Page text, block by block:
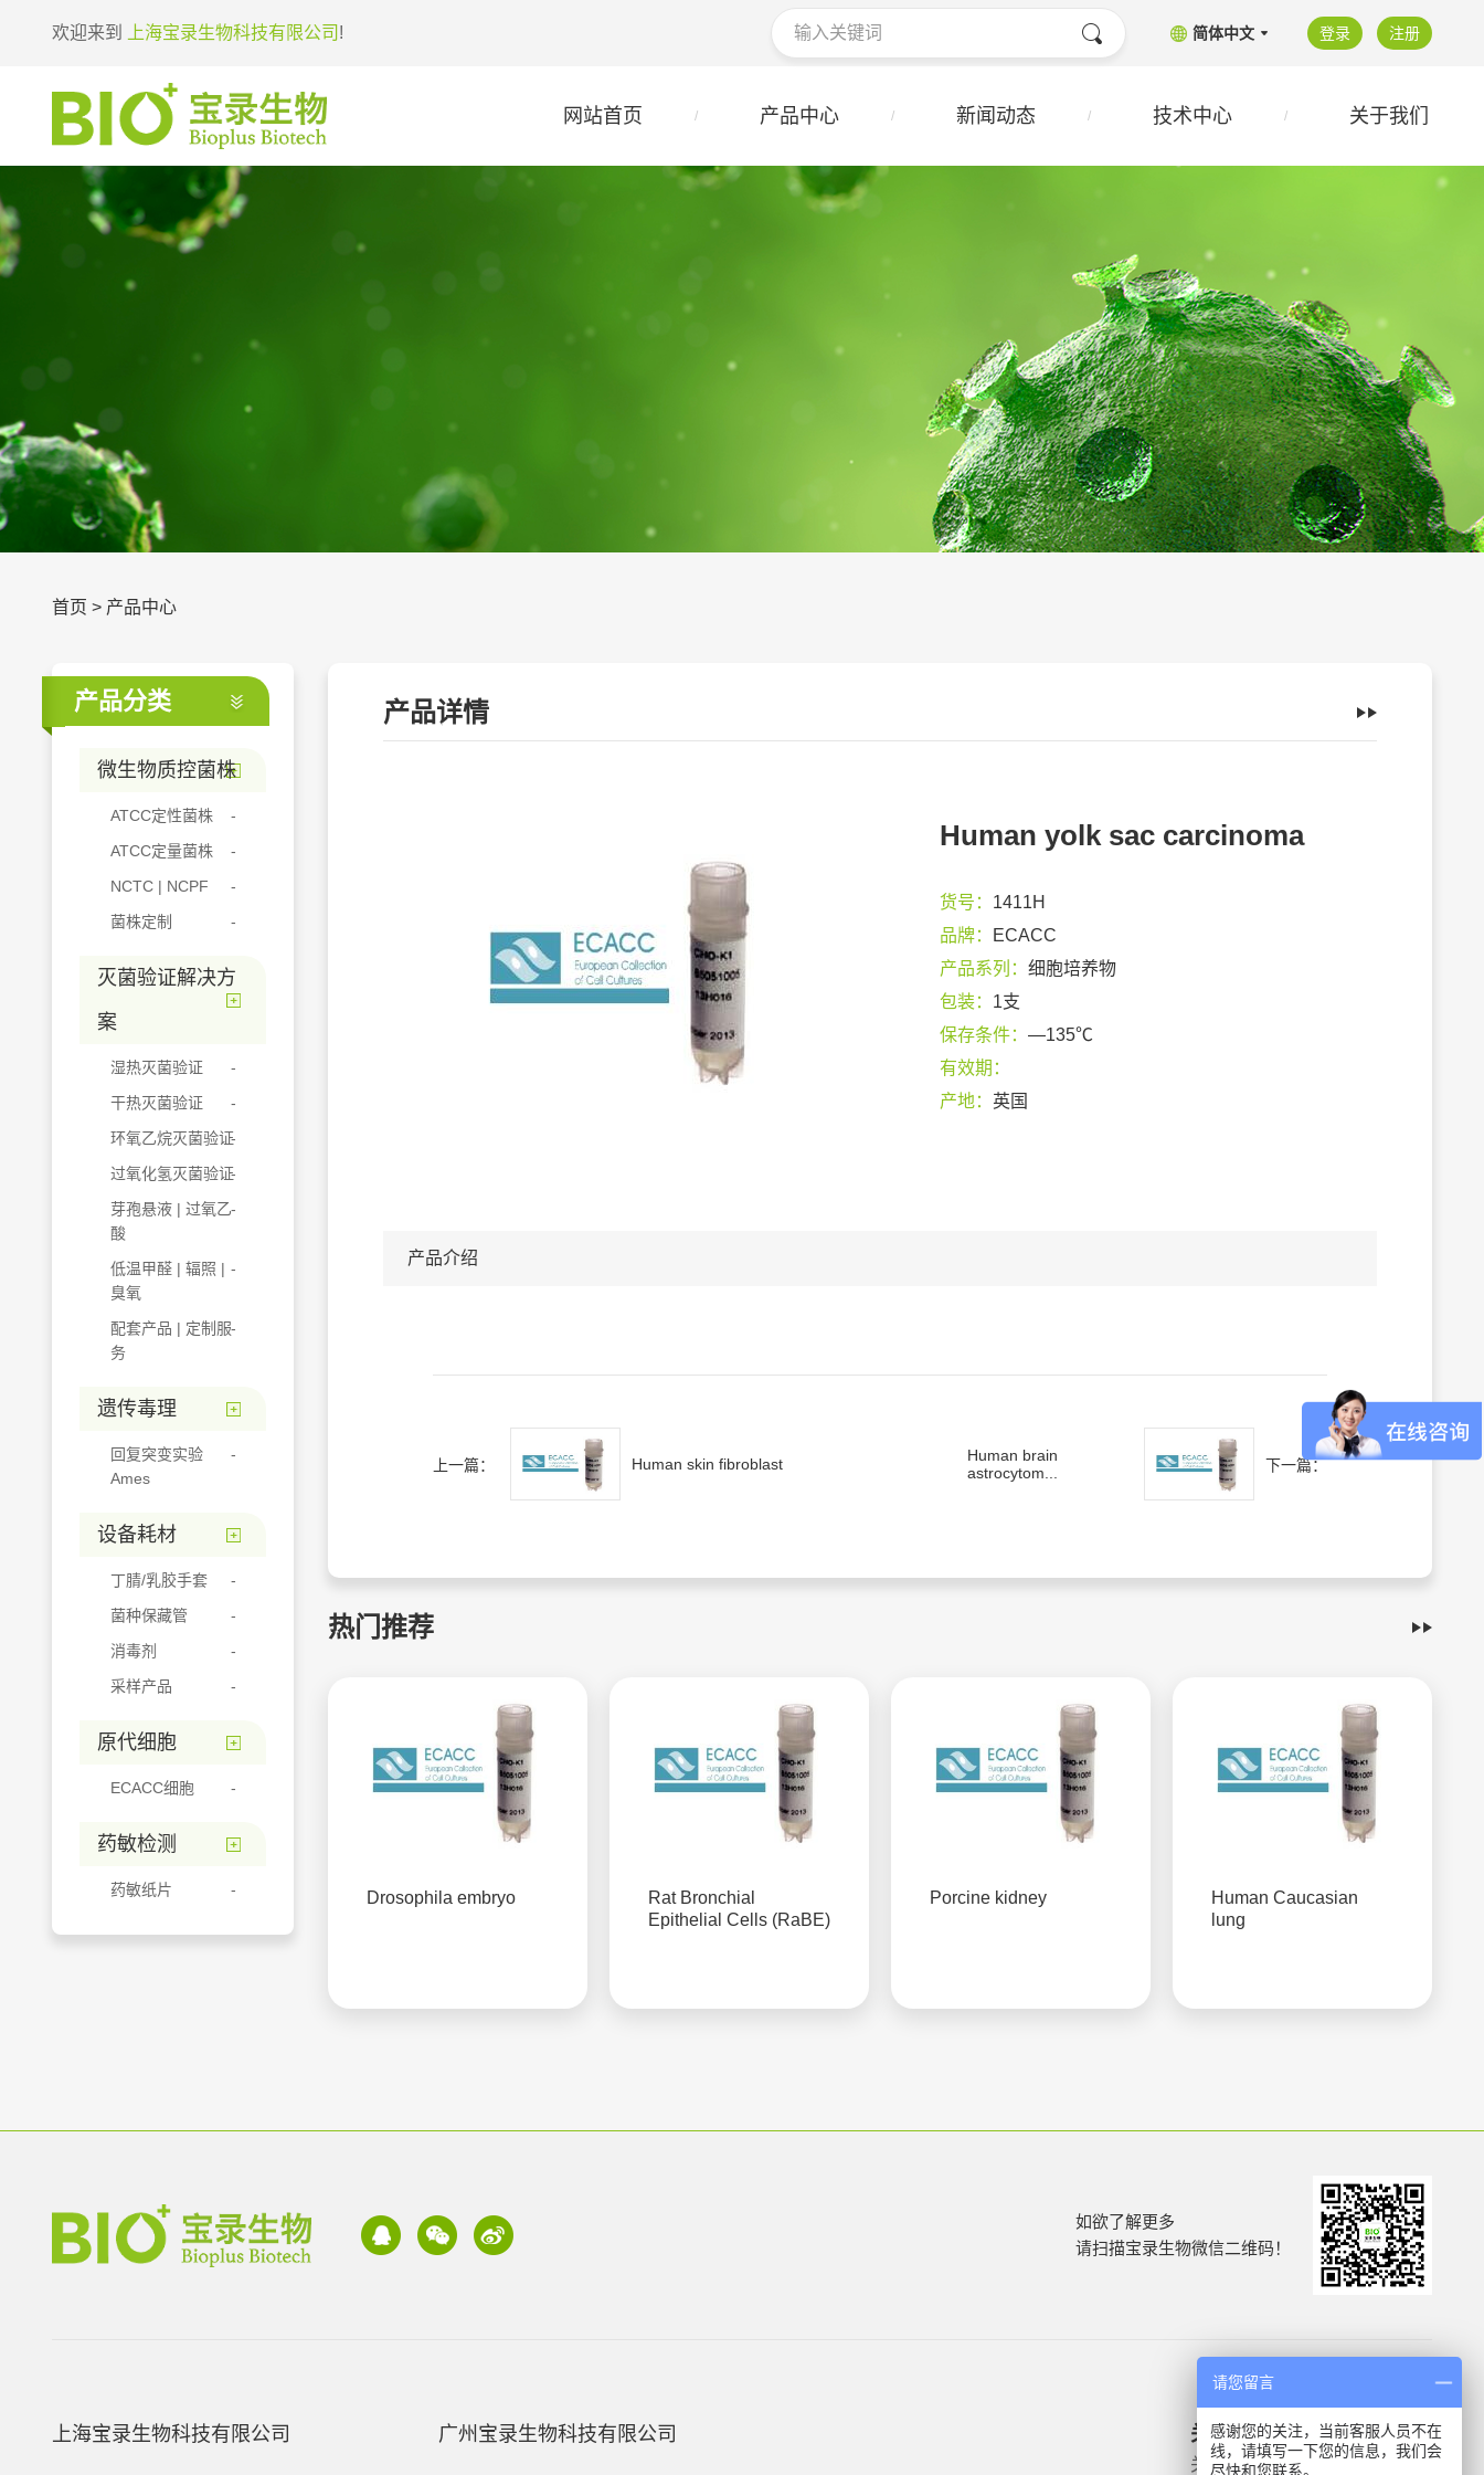
欢迎来到 上海宝录生物科技有限公司 ! 简体中文 登录 注册
网站首页 产品中心 新闻动态 技术中心 关于我们
首页 > 产品中心
产品分类
微生物质控菌株
ATCC定性菌株
ATCC定量菌株
NCTC | NCPF
菌株定制
灭菌验证解决方
案
湿热灭菌验证
干热灭菌验证
环氧乙烷灭菌验证
过氧化氢灭菌验证
芽孢悬液 | 过氧乙
酸
低温甲醛 | 辐照 |
臭氧
配套产品 | 定制服
务
遗传毒理
回复突变实验
Ames
设备耗材
丁腈/乳胶手套
菌种保藏管
消毒剂
采样产品
原代细胞
ECACC细胞
药敏检测
药敏纸片
产品详情
Human yolk sac carcinoma
货号： 1411H
品牌：
ECACC
产品系列： 细胞培养物
包装： 1支
保存条件： —135℃
有效期：
产地： 英国
产品介绍
上一篇： Human skin fibroblast
Human brain
astrocytom...
下一篇：
热门推荐
Drosophila embryo
Rat Bronchial
Epithelial Cells (RaBE)
Porcine kidney
Human Caucasian
lung
如欲了解更多
请扫描宝录生物微信二维码！
上海宝录生物科技有限公司 广州宝录生物科技有限公司 关于我们
关于我们
产品信息
微生物质控菌株
请您留言
感谢您的关注，当前客服人员不在
线，请填写一下您的信息，我们会
尽快和您联系。